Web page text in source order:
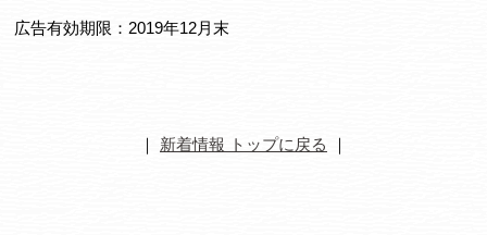
広告有効期限：2019年12月末
｜ 新着情報 トップに戻る ｜